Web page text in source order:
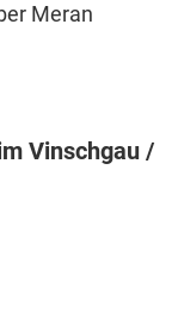
Meran
Vinschgau /